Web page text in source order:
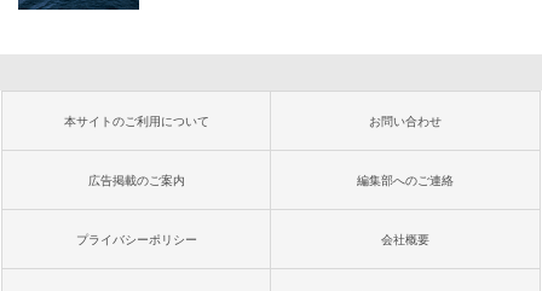
本サイトのご利用について お問い合わせ
広告掲載のご案内 編集部へのご連絡
プライバシーポリシー 会社概要